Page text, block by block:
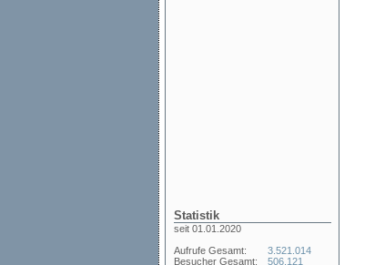
Statistik
seit 01.01.2020
Aufrufe Gesamt:
Besucher Gesamt:
3.521.014
506.121